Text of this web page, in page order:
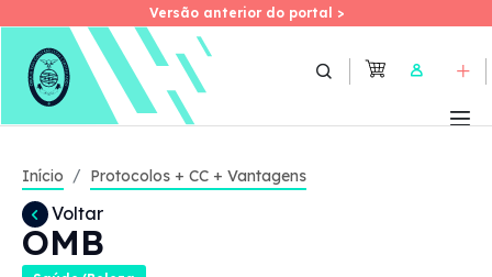
Skip
Versão anterior do portal >
Versão anterior do portal >
User
Início Protocolos + CC + Vantagens
Voltar
OMB